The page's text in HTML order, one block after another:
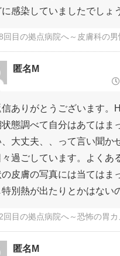
に感染していましたでしょ
回目の拠点病院へ～皮膚科の男
匿名M
信ありがとうございます。
状態調べて自分はあてはま
、大丈夫、、って言い聞か
々過ごしています。よくあ
の皮膚の写真には当てはま
特別熱が出たりとかはない
回目の拠点病院へ～恐怖の胃カ
匿名M